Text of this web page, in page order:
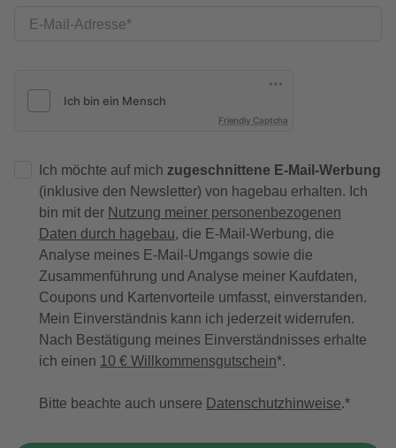
E-Mail-Adresse
Friendly Captcha
Ich möchte auf mich zugeschnittene E-Mail-Werbung
(inklusive den Newsletter) von hagebau erhalten. Ich
bin mit der Nutzung meiner personenbezogenen
Daten durch hagebau, die E-Mail-Werbung, die
Analyse meines E-Mail-Umgangs sowie die
Zusammenführung und Analyse meiner Kaufdaten,
Coupons und Kartenvorteile umfasst, einverstanden.
Mein Einverständnis kann ich jederzeit widerrufen.
Nach Bestätigung meines Einverständnisses erhalte
ich einen 10 € Willkommensgutschein*.
Bitte beachte auch unsere Datenschutzhinweise.